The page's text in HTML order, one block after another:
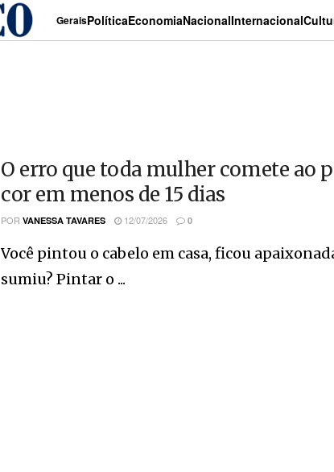
GeraisPolíticaEconomiaNacionalInternacional
O erro que toda mulher comete ao
cor em menos de 15 dias
POR VANESSA TAVARES 12/07/2026 0
Você pintou o cabelo em casa, ficou
sumiu? Pintar o ...